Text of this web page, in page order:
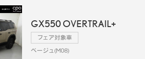
GX550 OVERTRAIL+
フェア対象車
ベージュ(M08)